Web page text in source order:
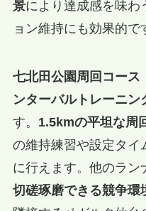
景により達成感を味わ
ョン維持にも効果的で
七北田公園周回コース
ンターバルトレーニン
す。 1.5kmの平坦な周
の維持練習や設定タイ
に行えます。他のラン
切磋琢磨できる競争環